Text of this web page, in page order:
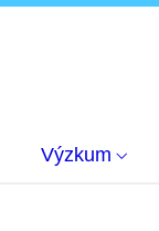
Výzkum